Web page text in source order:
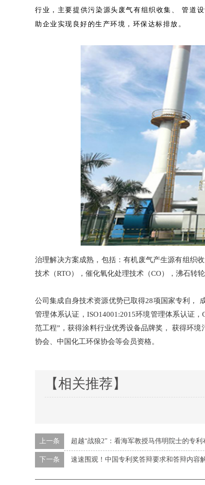
行业，主要提供污染源头废气有组织收集、 管道
助企业实现良好的生产环境，环保达标排放。
治理解决方案成熟，包括：有机废气产生源有组织
技术（RTO），催化氧化处理技术（CO），沸石转
公司集成自身技术资源优势已取得28项国家专利，
管理体系认证，ISO14001:2015环境管理体系认证
范工程”，获得涂料行业优秀设备品牌奖， 获得环
协会、中国化工环保协会等会员资格。
【相关推荐】
上一条 超越“战狼2”：看海军教授马伟明院士的专利
下一条 速速围观！中国专利奖答辩要求和答辩内容